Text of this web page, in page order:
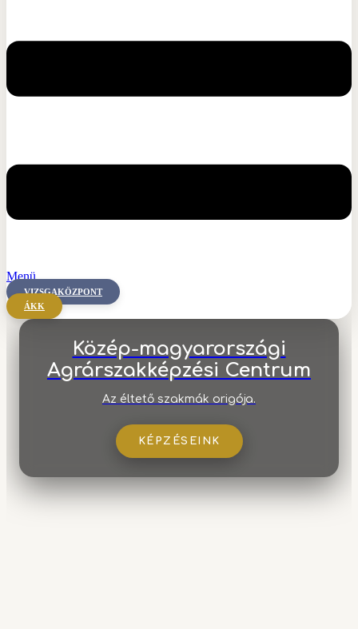
Menü
VIZSGAKÖZPONT
ÁKK
Közép-magyarországi
Agrárszakképzési Centrum
Az éltető szakmák origója.
KÉPZÉSEINK